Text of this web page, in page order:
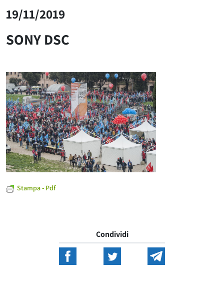
19/11/2019
SONY DSC
Stampa - Pdf
Condividi